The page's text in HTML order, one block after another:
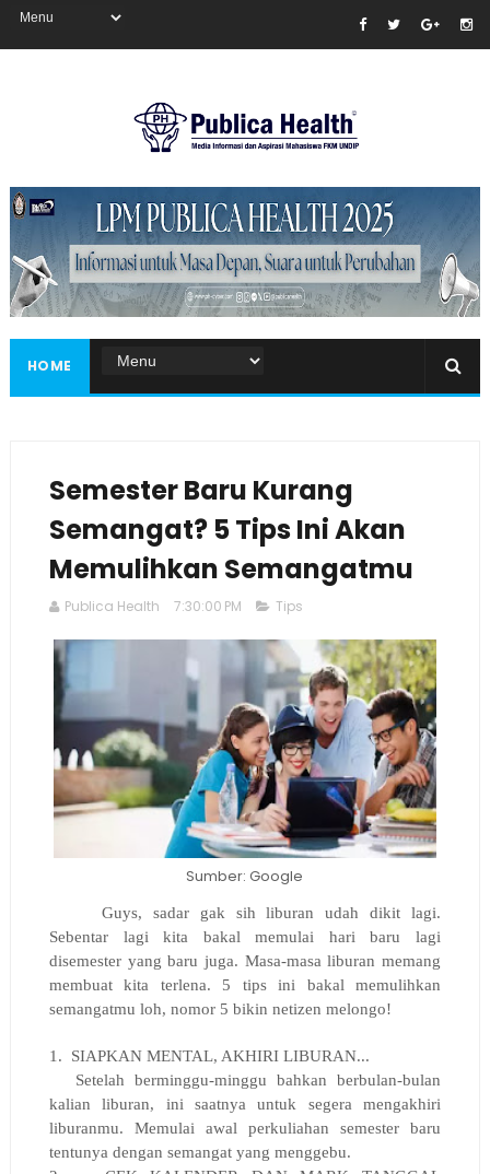
Masukkan iklan disini!
HOME
Semester Baru Kurang
Semangat? 5 Tips Ini Akan
Memulihkan Semangatmu
Publica Health 7:30:00 PM Tips
Sumber: Google
Guys, sadar gak sih liburan udah dikit lagi.
Sebentar lagi kita bakal memulai hari baru lagi
disemester yang baru juga. Masa-masa liburan memang
membuat kita terlena. 5 tips ini bakal memulihkan
semangatmu loh, nomor 5 bikin netizen melongo!
1.
SIAPKAN MENTAL, AKHIRI LIBURAN...
Setelah berminggu-minggu bahkan berbulan-bulan
kalian liburan, ini saatnya untuk segera mengakhiri
liburanmu. Memulai awal perkuliahan semester baru
tentunya dengan semangat yang menggebu.